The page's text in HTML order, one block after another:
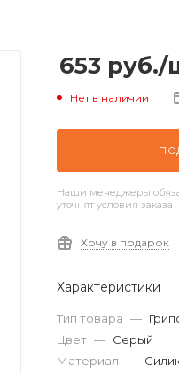
653 руб./
Нет в наличии
Наши менеджеры
уточнят условия заказа
Хочу в подарок
Характеристики
Тип товара —
Цвет — Серый
Материал —